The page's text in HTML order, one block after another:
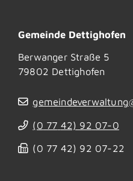
Gemeinde Dettighofen
Berwanger Straße 5
79802 Dettighofen
(0 77 42) 92 07-0
(0 77 42) 92 07-22